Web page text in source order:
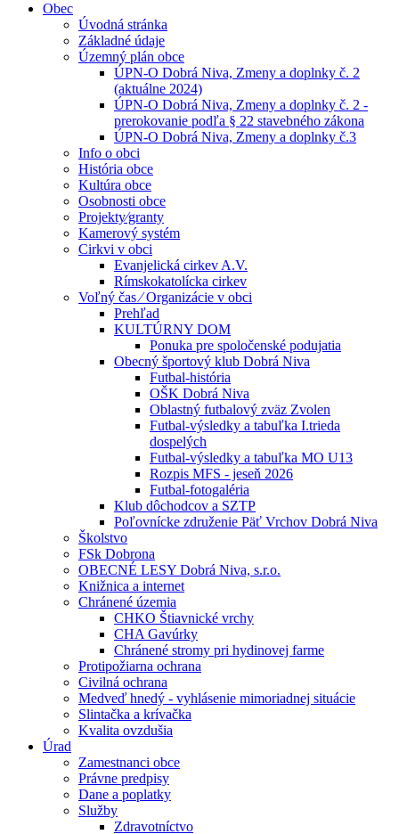
Obec
Úvodná stránka
Základné údaje
Územný plán obce
ÚPN-O Dobrá Niva, Zmeny a doplnky č. 2
(aktuálne 2024)
ÚPN-O Dobrá Niva, Zmeny a doplnky č. 2 -
prerokovanie podľa § 22 stavebného zákona
ÚPN-O Dobrá Niva, Zmeny a doplnky č.3
Info o obci
História obce
Kultúra obce
Osobnosti obce
Projekty⁄granty
Kamerový systém
Cirkvi v obci
Evanjelická cirkev A.V.
Rímskokatolícka cirkev
Voľný čas ⁄ Organizácie v obci
Prehľad
KULTÚRNY DOM
Ponuka pre spoločenské podujatia
Obecný športový klub Dobrá Niva
Futbal-história
OŠK Dobrá Niva
Oblastný futbalový zväz Zvolen
Futbal-výsledky a tabuľka I.trieda
dospelých
Futbal-výsledky a tabuľka MO U13
Rozpis MFS - jeseň 2026
Futbal-fotogaléria
Klub dôchodcov a SZTP
Poľovnícke združenie Päť Vrchov Dobrá Niva
Školstvo
FSk Dobrona
OBECNÉ LESY Dobrá Niva, s.r.o.
Knižnica a internet
Chránené územia
CHKO Štiavnické vrchy
CHA Gavúrky
Chránené stromy pri hydinovej farme
Protipožiarna ochrana
Civilná ochrana
Medveď hnedý - vyhlásenie mimoriadnej situácie
Slintačka a krívačka
Kvalita ovzdušia
Úrad
Zamestnanci obce
Právne predpisy
Dane a poplatky
Služby
Zdravotníctvo